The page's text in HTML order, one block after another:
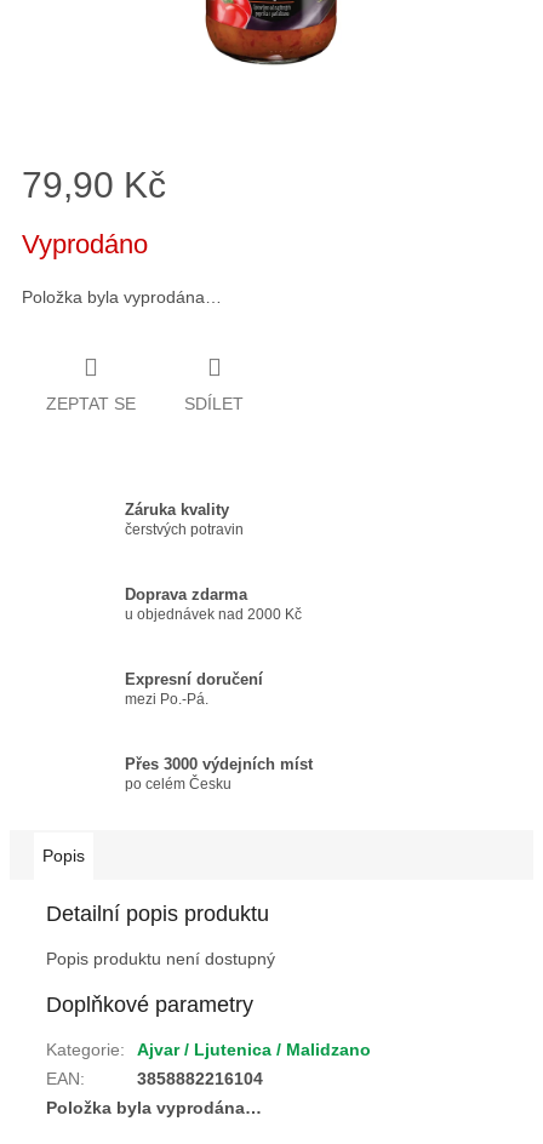
79,90 Kč
cena:
Vyprodáno
Položka byla vyprodána…
ZEPTAT SE SDÍLET
Záruka kvality
čerstvých potravin
Doprava zdarma
u objednávek nad 2000 Kč
Expresní doručení
mezi Po.-Pá.
Přes 3000 výdejních míst
po celém Česku
Popis
Detailní popis produktu
Popis produktu není dostupný
Doplňkové parametry
Kategorie:
Ajvar / Ljutenica / Malidzano
EAN:
3858882216104
Položka byla vyprodána…